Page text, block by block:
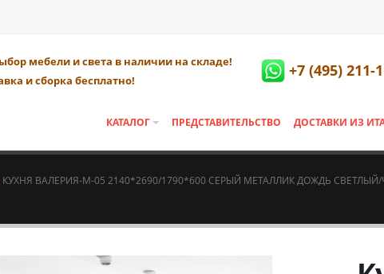
мебели и света в наличии на складе!
и сборка бесплатно!
+7 (495) 211-
КАТАЛОГ ПРЕДСТАВИТЕЛЬСТВО ДОСТАВКИ ИЗ
КУХНЯ ВАЛЕРИЯ-М-05 2140*2690/1790*600 СЕРЫЙ МЕТАЛЛИК ДОЖДЬ